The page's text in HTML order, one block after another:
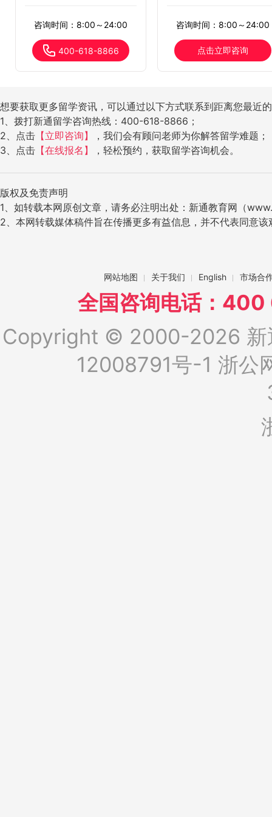
咨询时间：8:00～24:00
400-618-8866
咨询时间：8:00～24:00
点击立即咨询
想要获取更多留学资讯，可以通过以下方式联系到距离您最近
1、拨打新通留学咨询热线：400-618-8866；
2、点击 【立即咨询】
，我们会有顾问老师为你解答留学难题；
3、点击 【在线报名】 ，轻松预约，获取留学咨询机会。
版权及免责声明
1、如转载本网原创文章，请务必注明出处：新通教育网（
2、本网转载媒体稿件旨在传播更多有益信息，并不代表同意
网站地图 关于我们 English 市场合
全国咨询电话：
Copyright © 2000-2026 新
12008791号-1 浙公